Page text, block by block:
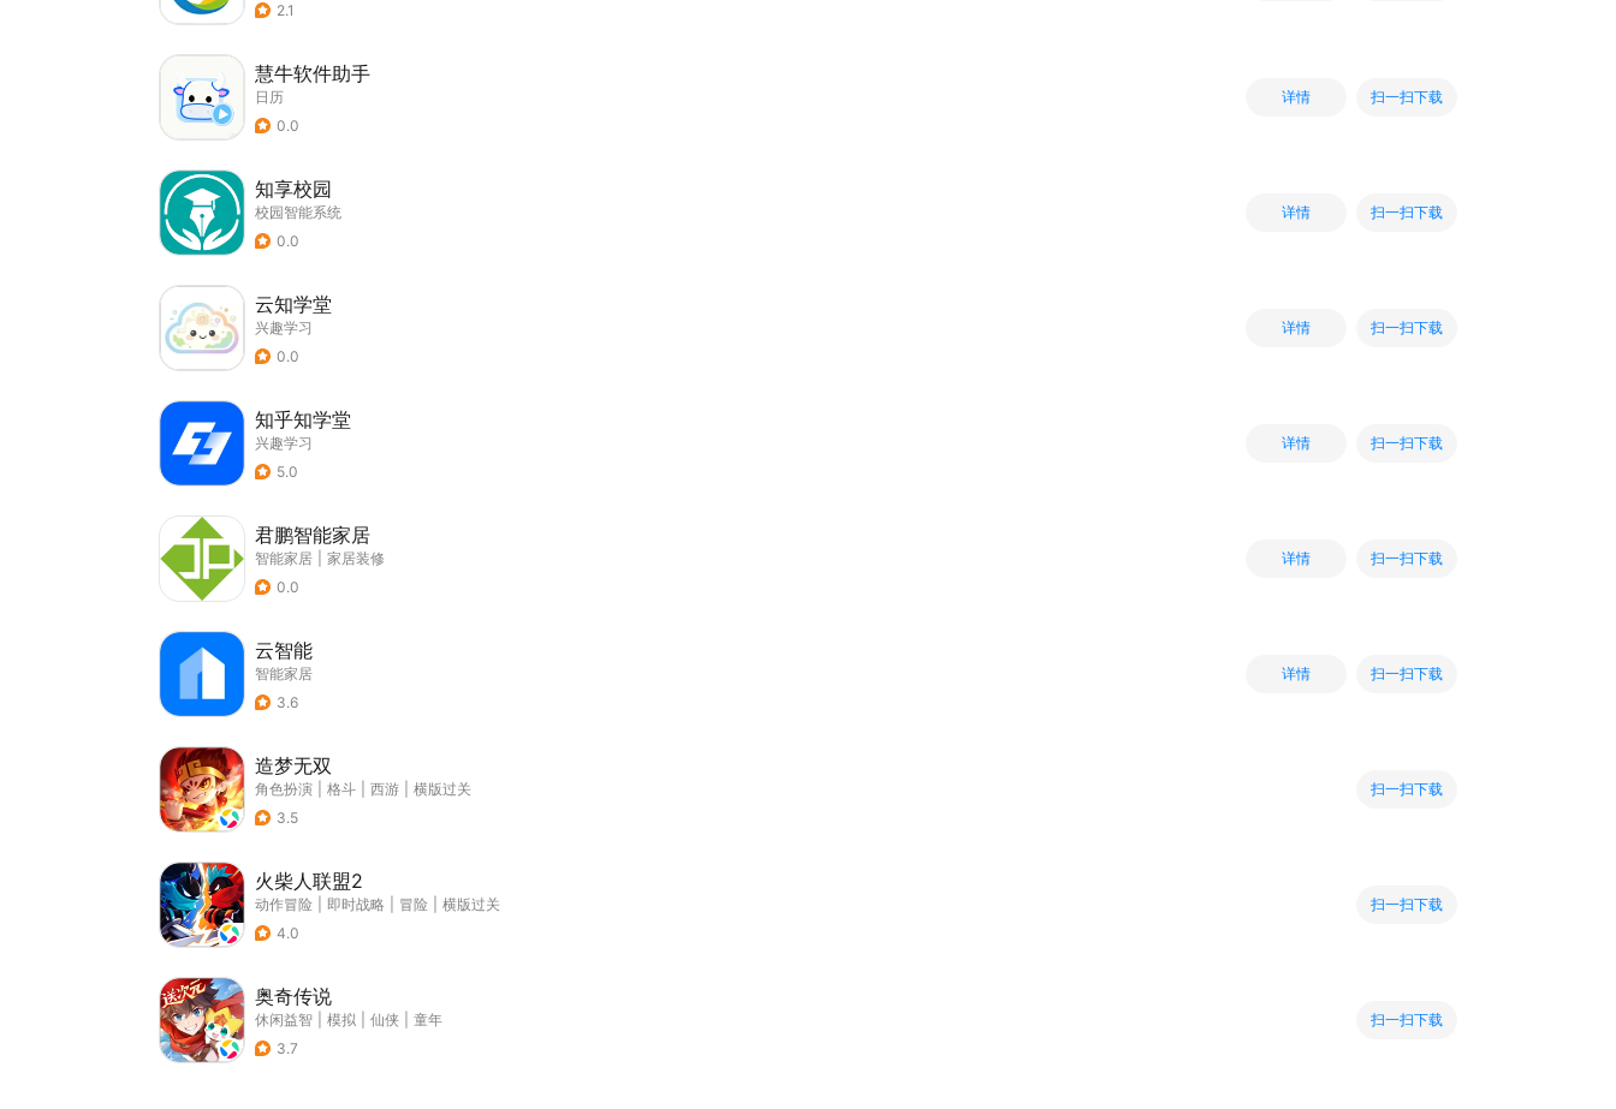
2.1
慧牛软件助手
日历
0.0
详情 扫一扫下载
知享校园
校园智能系统
0.0
详情 扫一扫下载
云知学堂
兴趣学习
0.0
详情 扫一扫下载
知乎知学堂
兴趣学习
5.0
详情 扫一扫下载
君鹏智能家居
智能家居
家居装修
0.0
详情 扫一扫下载
云智能
智能家居
3.6
详情 扫一扫下载
造梦无双
角色扮演 格斗 西游
横版过关
3.5
扫一扫下载
火柴人联盟2
动作冒险 即时战略 冒险
横版过关
4.0
扫一扫下载
奥奇传说
休闲益智 模拟 仙侠
童年
3.7
扫一扫下载